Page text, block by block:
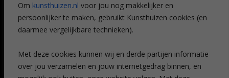
Om kunsthuizen.nl voor jou nog makkelijker en
persoonlijker te maken, gebruikt Kunsthuizen cookies (en
daarmee vergelijkbare technieken).
Met deze cookies kunnen wij en derde partijen informatie
over jou verzamelen en jouw internetgedrag binnen, en
Veelgestelde vragen
CONTACT
Leiden
Amsterdam